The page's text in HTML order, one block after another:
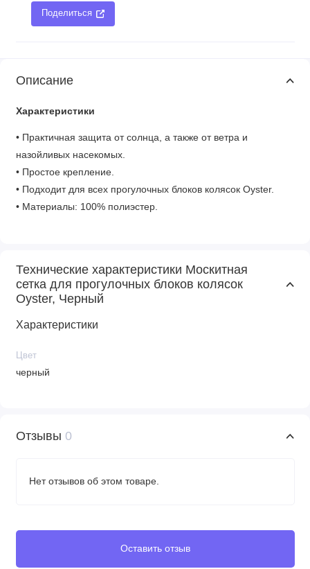
Поделиться
Описание
Характеристики
• Практичная защита от солнца, а также от ветра и
назойливых насекомых.
• Простое крепление.
• Подходит для всех прогулочных блоков колясок Oyster.
• Материалы: 100% полиэстер.
Технические характеристики Москитная
сетка для прогулочных блоков колясок
Oyster, Черный
Характеристики
Цвет
черный
Отзывы 0
Нет отзывов об этом товаре.
Оставить отзыв